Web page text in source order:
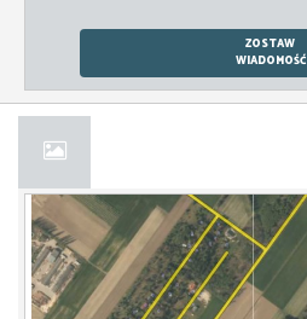
ZOSTAW
WIADOMOŚĆ